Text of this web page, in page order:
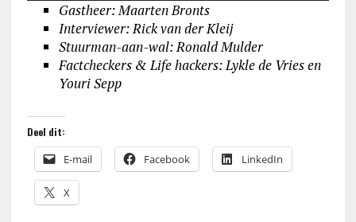
Gastheer: Maarten Bronts
Interviewer: Rick van der Kleij
Stuurman-aan-wal: Ronald Mulder
Factcheckers & Life hackers: Lykle de Vries en
Youri Sepp
Deel dit:
E-mail Facebook LinkedIn
X